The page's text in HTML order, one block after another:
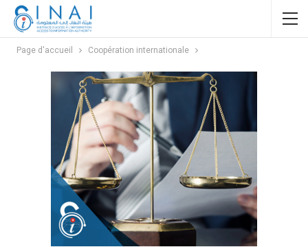
Page d'accueil Coopération internationale